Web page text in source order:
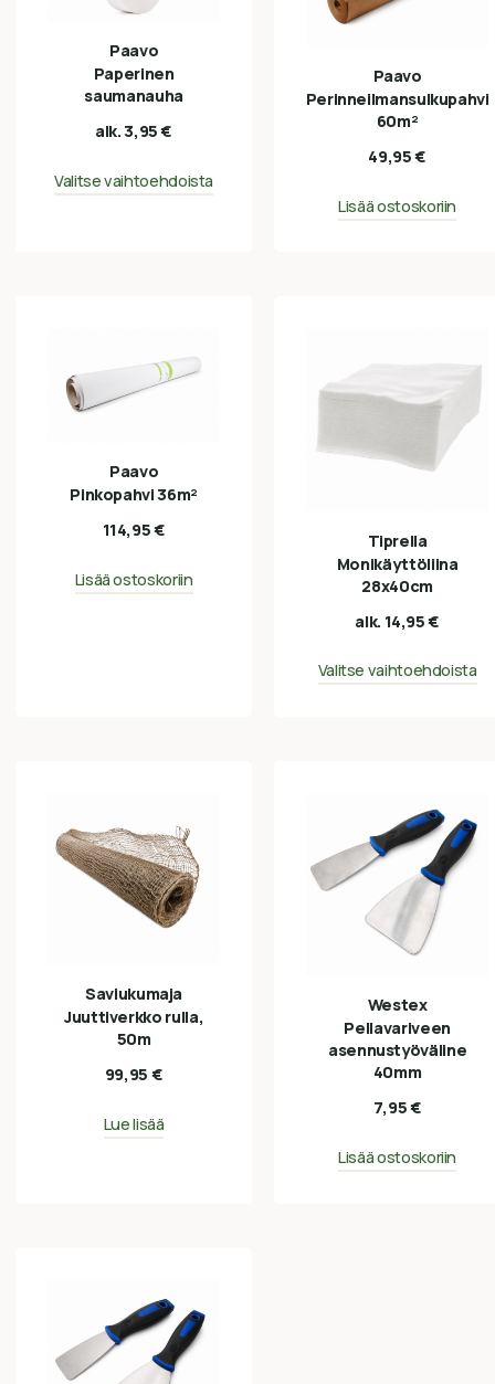
Paavo
Paperinen
saumanauha
alk.3,95€
Valitse vaihtoehdoista
Paavo
Perinneilmansulkupahvi
60m²
49,95€
Lisää ostoskoriin
Paavo
Pinkopahvi 36m²
114,95€
Lisää ostoskoriin
Tiprella
Monikäyttöliina
28x40cm
alk. 14,95€
Valitse vaihtoehdoista
Saviukumaja
Juuttiverkko rulla,
50m
99,95 €
Lue lisää
Westex
Pellavariveen
asennustyöväline
40mm
7,95€
Lisää ostoskoriin